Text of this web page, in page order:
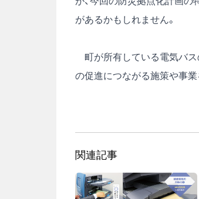
があるかもしれません。
町が所有している電気バス
の促進につながる施策や事業
関連記事